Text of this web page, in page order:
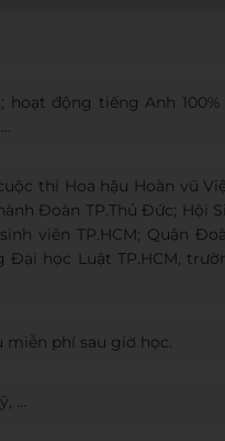
hoạt động tiếng Anh
thi Hoa hậu Hoàn vũ
Đoàn TP.Thủ Đức; Hội
TP.HCM; Quận Đoàn
học Luật TP.HCM,
miễn phí sau giờ học.
…